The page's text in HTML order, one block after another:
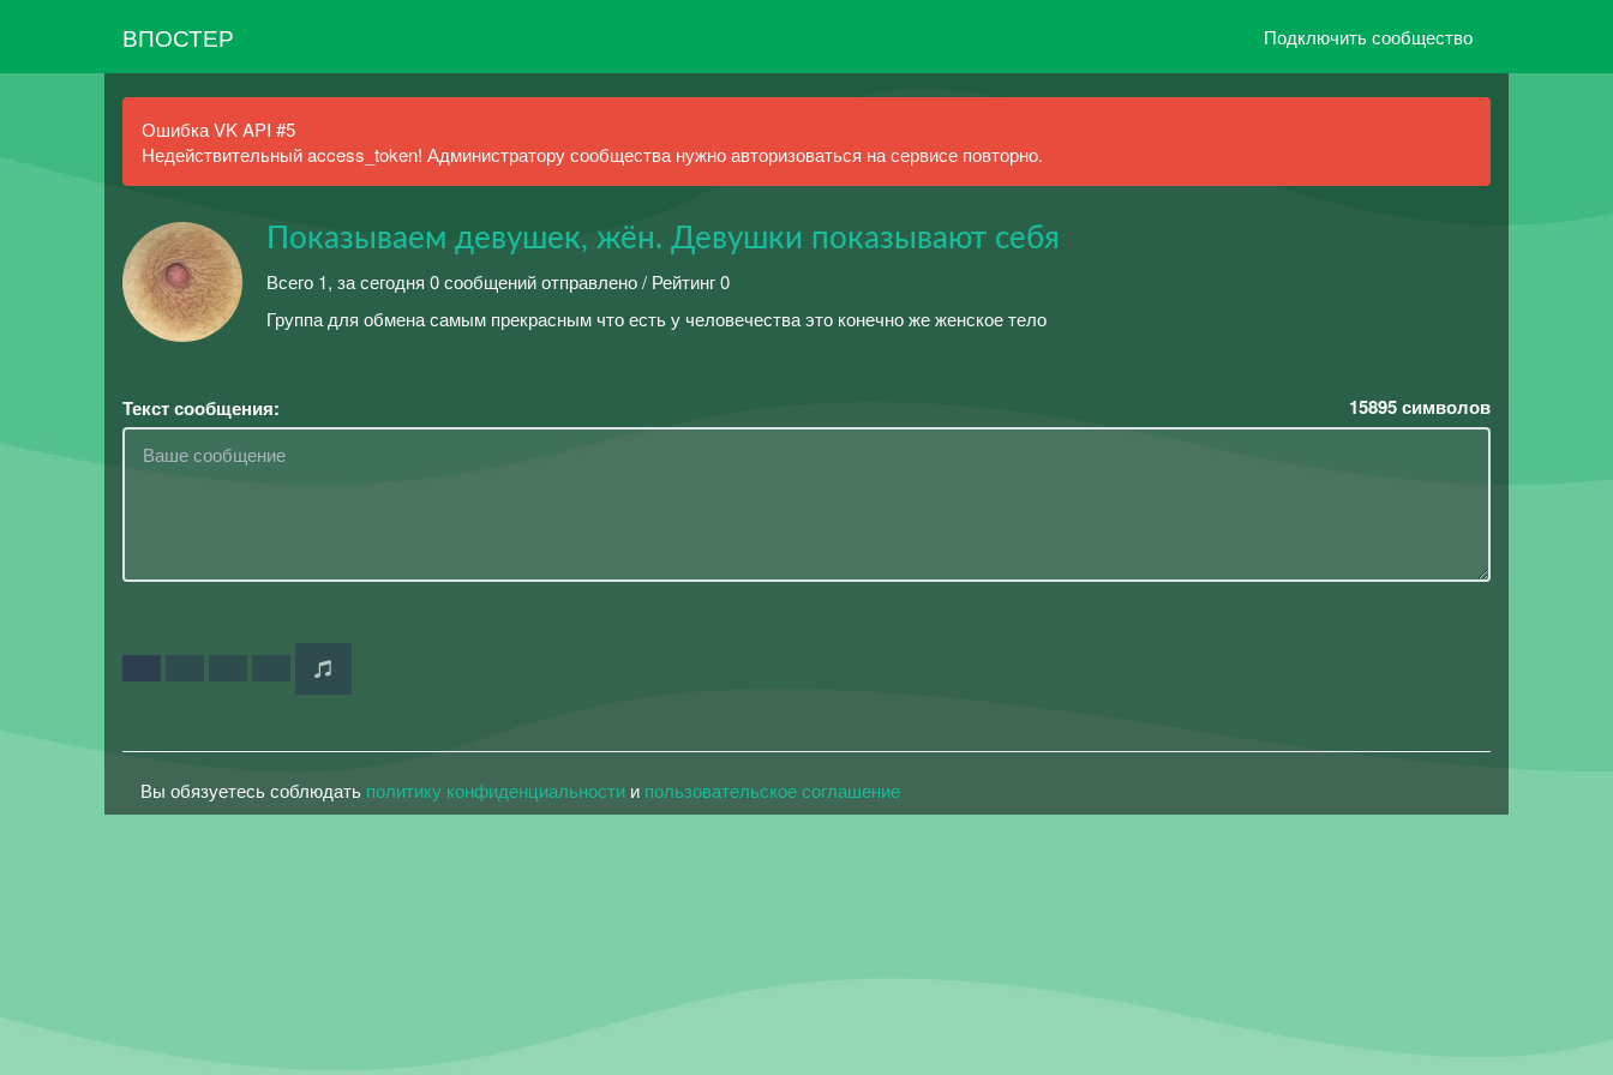
ВПОСТЕР Подключить сообщество
Ошибка VK API #5
Недействительный access_token! Администратору сообщества нужно авторизоваться на сервисе повторно.
Показываем девушек, жён. Девушки показывают себя
Всего 1, за сегодня 0 сообщений отправлено / Рейтинг 0
Группа для обмена самым прекрасным что есть у человечества это конечно же женское тело
Текст сообщения: 15895символов
Вы обязуетесь соблюдать политику конфиденциальности и пользовательское соглашение